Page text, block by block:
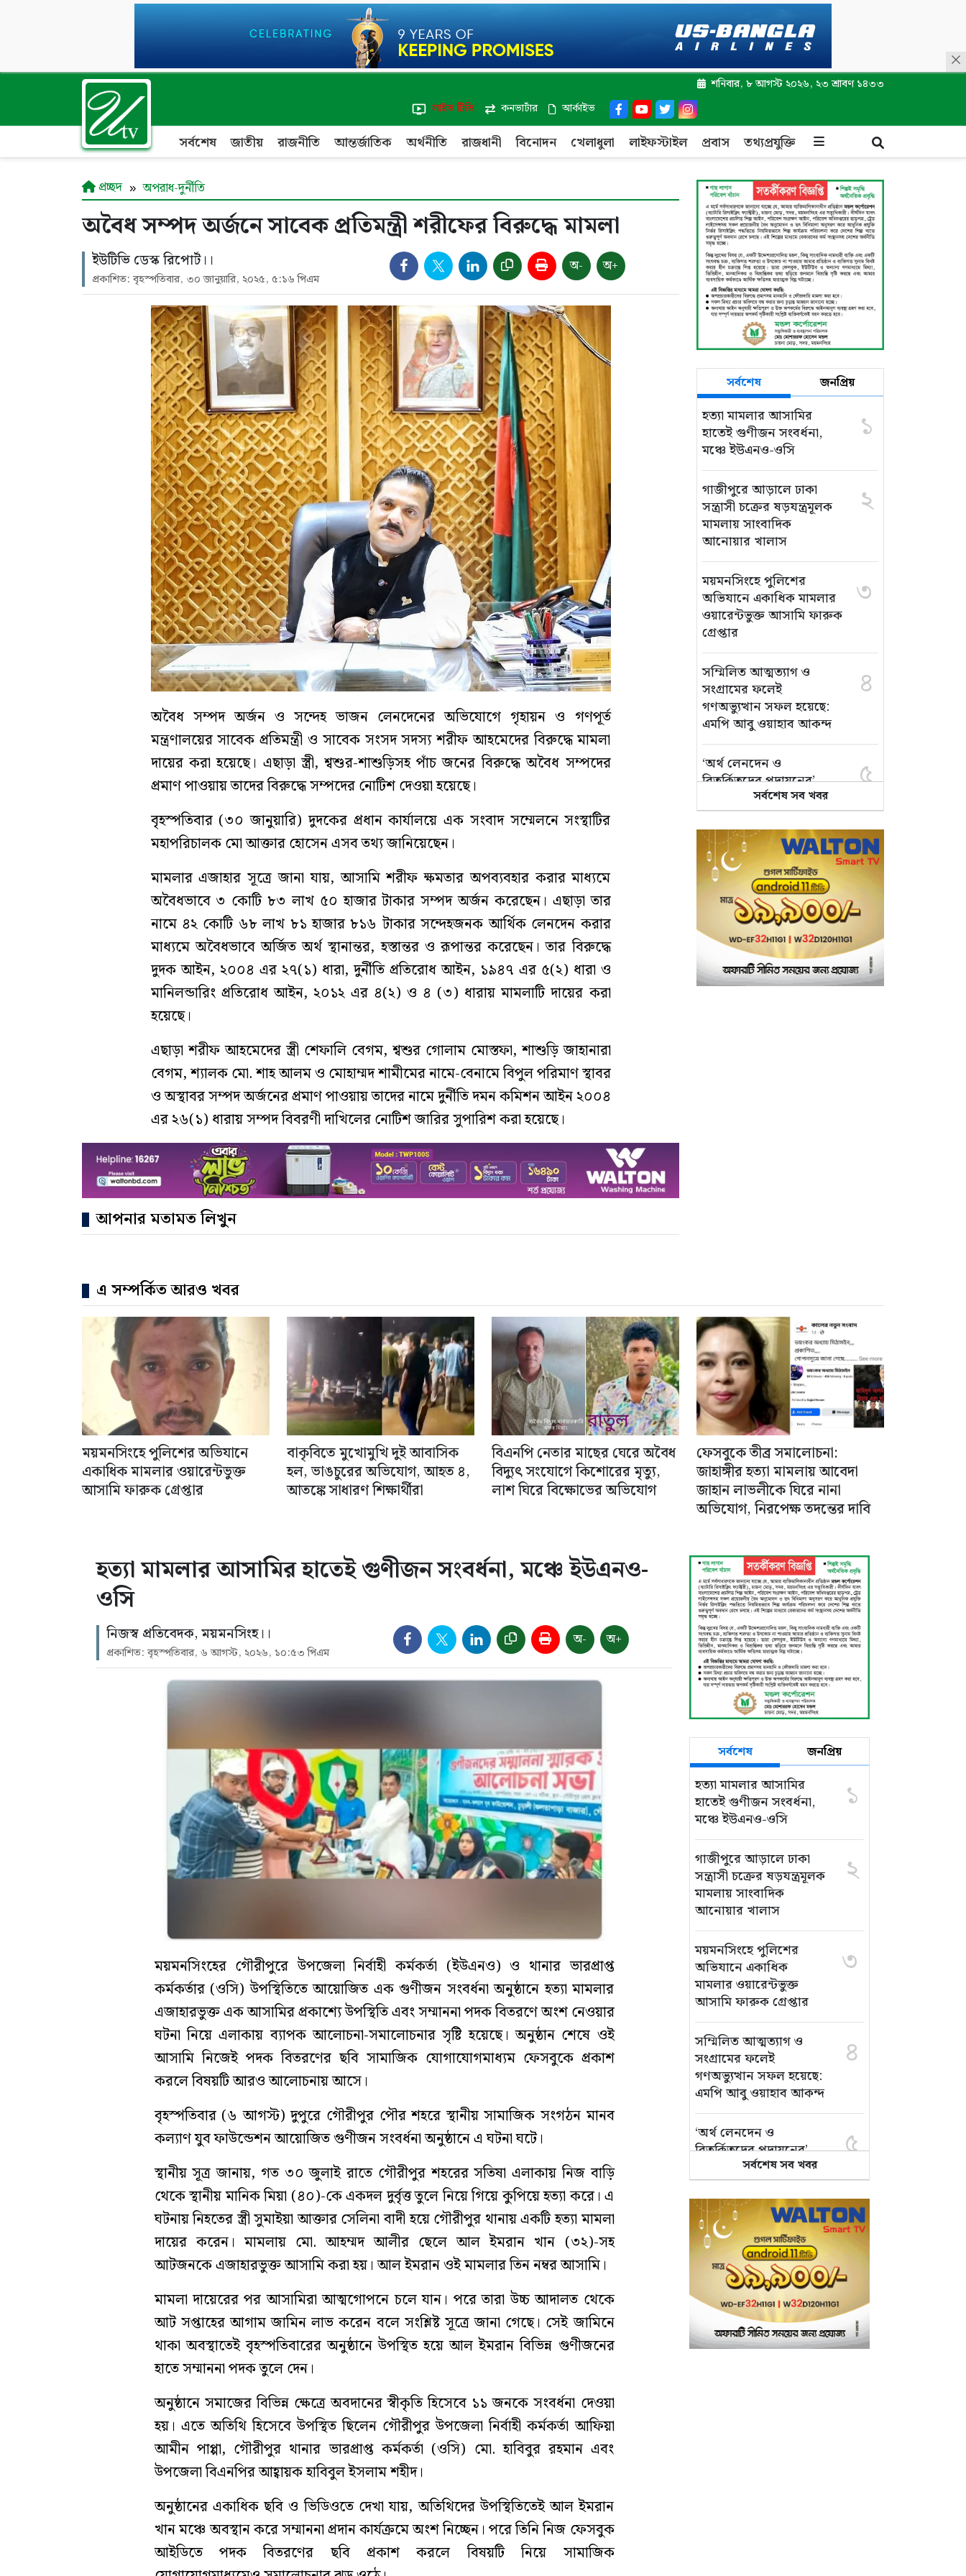
শনিবার, ৮ আগস্ট ২০২৬, ২৩ শ্রাবণ ১৪৩৩
লাইভ টিভি
কনভার্টার আর্কাইভ
সর্বশেষ জাতীয় রাজনীতি আন্তর্জাতিক অর্থনীতি রাজধানী বিনোদন খেলাধুলা লাইফস্টাইল প্রবাস তথ্যপ্রযুক্তি
প্রচ্ছদ অপরাধ-দুর্নীতি
অবৈধ সম্পদ অর্জনে সাবেক প্রতিমন্ত্রী শরীফের বিরুদ্ধে মামলা
ইউটিভি ডেস্ক রিপোর্ট।।
প্রকাশিত: বৃহস্পতিবার, ৩০ জানুয়ারি, ২০২৫, ৫:১৬ পিএম
অ- অ+
অবৈধ সম্পদ অর্জন ও সন্দেহ ভাজন লেনদেনের অভিযোগে গৃহায়ন ও গণপূর্ত
মন্ত্রণালয়ের সাবেক প্রতিমন্ত্রী ও সাবেক সংসদ সদস্য শরীফ আহমেদের বিরুদ্ধে মামলা
দায়ের করা হয়েছে। এছাড়া স্ত্রী, শ্বশুর-শাশুড়িসহ পাঁচ জনের বিরুদ্ধে অবৈধ সম্পদের
প্রমাণ পাওয়ায় তাদের বিরুদ্ধে সম্পদের নোটিশ দেওয়া হয়েছে।
বৃহস্পতিবার (৩০ জানুয়ারি) দুদকের প্রধান কার্যালয়ে এক সংবাদ সম্মেলনে সংস্থাটির
মহাপরিচালক মো আক্তার হোসেন এসব তথ্য জানিয়েছেন।
মামলার এজাহার সূত্রে জানা যায়, আসামি শরীফ ক্ষমতার অপব্যবহার করার মাধ্যমে
অবৈধভাবে ৩ কোটি ৮৩ লাখ ৫০ হাজার টাকার সম্পদ অর্জন করেছেন। এছাড়া তার
নামে ৪২ কোটি ৬৮ লাখ ৮১ হাজার ৮১৬ টাকার সন্দেহজনক আর্থিক লেনদেন করার
মাধ্যমে অবৈধভাবে অর্জিত অর্থ স্থানান্তর, হস্তান্তর ও রূপান্তর করেছেন। তার বিরুদ্ধে
দুদক আইন, ২০০৪ এর ২৭(১) ধারা, দুর্নীতি প্রতিরোধ আইন, ১৯৪৭ এর ৫(২) ধারা ও
মানিলন্ডারিং প্রতিরোধ আইন, ২০১২ এর ৪(২) ও ৪ (৩) ধারায় মামলাটি দায়ের করা
হয়েছে।
এছাড়া শরীফ আহমেদের স্ত্রী শেফালি বেগম, শ্বশুর গোলাম মোস্তফা, শাশুড়ি জাহানারা
বেগম, শ্যালক মো. শাহ আলম ও মোহাম্মদ শামীমের নামে-বেনামে বিপুল পরিমাণ স্থাবর
ও অস্থাবর সম্পদ অর্জনের প্রমাণ পাওয়ায় তাদের নামে দুর্নীতি দমন কমিশন আইন ২০০৪
এর ২৬(১) ধারায় সম্পদ বিবরণী দাখিলের নোটিশ জারির সুপারিশ করা হয়েছে।
আপনার মতামত লিখুন
সর্বশেষ জনপ্রিয়
হত্যা মামলার আসামির
হাতেই গুণীজন সংবর্ধনা,
মঞ্চে ইউএনও-ওসি
১
গাজীপুরে আড়ালে ঢাকা
সন্ত্রাসী চক্রের ষড়যন্ত্রমূলক
মামলায় সাংবাদিক
আনোয়ার খালাস
২
ময়মনসিংহে পুলিশের
অভিযানে একাধিক মামলার
ওয়ারেন্টভুক্ত আসামি ফারুক
গ্রেপ্তার
৩
সম্মিলিত আত্মত্যাগ ও
সংগ্রামের ফলেই
গণঅভ্যুত্থান সফল হয়েছে:
এমপি আবু ওয়াহাব আকন্দ
৪
‘অর্থ লেনদেন ও
বিতর্কিতদের পদায়নের’
অভিযোগ, ঈশ্বরগঞ্জে
ছাত্রলীগের একাংশের ঝাড়ু
মিছিল
৫
মানসম্মত শিক্ষা নিশ্চিতে
শ্যামপুরে তৎপর শিক্ষা
অফিসার শাপলা খানম
৬
তাৎক্ষণিক খাদ্য পরীক্ষা
নিশ্চিত করবে ভ্রাম্যমাণ
পরীক্ষাগার: এস এম হুমায়ূন
৭
সর্বশেষ সব খবর
এ সম্পর্কিত আরও খবর
ময়মনসিংহে পুলিশের অভিযানে
একাধিক মামলার ওয়ারেন্টভুক্ত
আসামি ফারুক গ্রেপ্তার
বাকৃবিতে মুখোমুখি দুই আবাসিক
হল, ভাঙচুরের অভিযোগ, আহত ৪,
আতঙ্কে সাধারণ শিক্ষার্থীরা
বিএনপি নেতার মাছের ঘেরে অবৈধ
বিদ্যুৎ সংযোগে কিশোরের মৃত্যু,
লাশ ঘিরে বিক্ষোভের অভিযোগ
ফেসবুকে তীব্র সমালোচনা:
জাহাঙ্গীর হত্যা মামলায় আবেদা
জাহান লাভলীকে ঘিরে নানা
অভিযোগ, নিরপেক্ষ তদন্তের দাবি
হত্যা মামলার আসামির হাতেই গুণীজন সংবর্ধনা, মঞ্চে ইউএনও-
ওসি
নিজস্ব প্রতিবেদক, ময়মনসিংহ।।
প্রকাশিত: বৃহস্পতিবার, ৬ আগস্ট, ২০২৬, ১০:৫৩ পিএম
অ- অ+
ময়মনসিংহের গৌরীপুরে উপজেলা নির্বাহী কর্মকর্তা (ইউএনও) ও থানার ভারপ্রাপ্ত
কর্মকর্তার (ওসি) উপস্থিতিতে আয়োজিত এক গুণীজন সংবর্ধনা অনুষ্ঠানে হত্যা মামলার
এজাহারভুক্ত এক আসামির প্রকাশ্যে উপস্থিতি এবং সম্মাননা পদক বিতরণে অংশ নেওয়ার
ঘটনা নিয়ে এলাকায় ব্যাপক আলোচনা-সমালোচনার সৃষ্টি হয়েছে। অনুষ্ঠান শেষে ওই
আসামি নিজেই পদক বিতরণের ছবি সামাজিক যোগাযোগমাধ্যম ফেসবুকে প্রকাশ
করলে বিষয়টি আরও আলোচনায় আসে।
বৃহস্পতিবার (৬ আগস্ট) দুপুরে গৌরীপুর পৌর শহরে স্থানীয় সামাজিক সংগঠন মানব
কল্যাণ যুব ফাউন্ডেশন আয়োজিত গুণীজন সংবর্ধনা অনুষ্ঠানে এ ঘটনা ঘটে।
স্থানীয় সূত্র জানায়, গত ৩০ জুলাই রাতে গৌরীপুর শহরের সতিষা এলাকায় নিজ বাড়ি
থেকে স্থানীয় মানিক মিয়া (৪০)-কে একদল দুর্বৃত্ত তুলে নিয়ে গিয়ে কুপিয়ে হত্যা করে। এ
ঘটনায় নিহতের স্ত্রী সুমাইয়া আক্তার সেলিনা বাদী হয়ে গৌরীপুর থানায় একটি হত্যা মামলা
দায়ের করেন। মামলায় মো. আহম্মদ আলীর ছেলে আল ইমরান খান (৩২)-সহ
আটজনকে এজাহারভুক্ত আসামি করা হয়। আল ইমরান ওই মামলার তিন নম্বর আসামি।
মামলা দায়েরের পর আসামিরা আত্মগোপনে চলে যান। পরে তারা উচ্চ আদালত থেকে
আট সপ্তাহের আগাম জামিন লাভ করেন বলে সংশ্লিষ্ট সূত্রে জানা গেছে। সেই জামিনে
থাকা অবস্থাতেই বৃহস্পতিবারের অনুষ্ঠানে উপস্থিত হয়ে আল ইমরান বিভিন্ন গুণীজনের
হাতে সম্মাননা পদক তুলে দেন।
অনুষ্ঠানে সমাজের বিভিন্ন ক্ষেত্রে অবদানের স্বীকৃতি হিসেবে ১১ জনকে সংবর্ধনা দেওয়া
হয়। এতে অতিথি হিসেবে উপস্থিত ছিলেন গৌরীপুর উপজেলা নির্বাহী কর্মকর্তা আফিয়া
আমীন পাপ্পা, গৌরীপুর থানার ভারপ্রাপ্ত কর্মকর্তা (ওসি) মো. হাবিবুর রহমান এবং
উপজেলা বিএনপির আহ্বায়ক হাবিবুল ইসলাম শহীদ।
অনুষ্ঠানের একাধিক ছবি ও ভিডিওতে দেখা যায়, অতিথিদের উপস্থিতিতেই আল ইমরান
খান মঞ্চে অবস্থান করে সম্মাননা প্রদান কার্যক্রমে অংশ নিচ্ছেন। পরে তিনি নিজ ফেসবুক
আইডিতে পদক বিতরণের ছবি প্রকাশ করলে বিষয়টি নিয়ে সামাজিক
সর্বশেষ জনপ্রিয়
হত্যা মামলার আসামির
হাতেই গুণীজন সংবর্ধনা,
মঞ্চে ইউএনও-ওসি
১
গাজীপুরে আড়ালে ঢাকা
সন্ত্রাসী চক্রের ষড়যন্ত্রমূলক
মামলায় সাংবাদিক
আনোয়ার খালাস
২
ময়মনসিংহে পুলিশের
অভিযানে একাধিক
মামলার ওয়ারেন্টভুক্ত
আসামি ফারুক গ্রেপ্তার
৩
সম্মিলিত আত্মত্যাগ ও
সংগ্রামের ফলেই
গণঅভ্যুত্থান সফল হয়েছে:
এমপি আবু ওয়াহাব আকন্দ
৪
‘অর্থ লেনদেন ও
বিতর্কিতদের পদায়নের’
অভিযোগ, ঈশ্বরগঞ্জে
ছাত্রলীগের একাংশের ঝাড়ু
মিছিল
৫
মানসম্মত শিক্ষা নিশ্চিতে
শ্যামপুরে তৎপর শিক্ষা
অফিসার শাপলা খানম
৬
তাৎক্ষণিক খাদ্য পরীক্ষা
নিশ্চিত করবে ভ্রাম্যমাণ
পরীক্ষাগার: এস এম হুমায়ূন
৭
সর্বশেষ সব খবর